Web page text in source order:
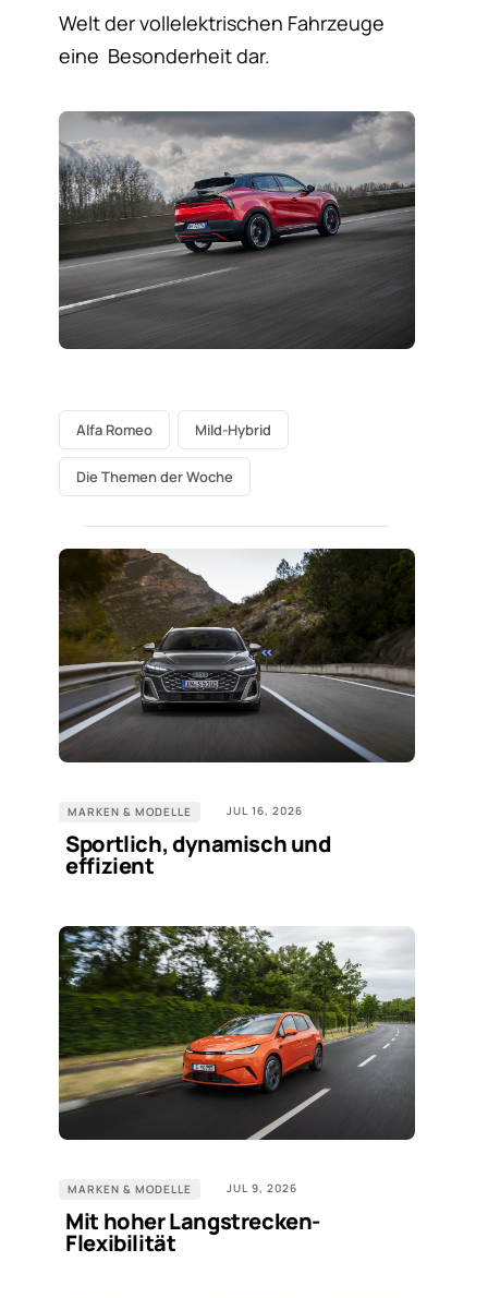
Welt der vollelektrischen Fahrzeuge
eine Besonderheit dar.
Alfa Romeo Mild-Hybrid
Die Themen der Woche
MARKEN & MODELLE JUL 16, 2026
Sportlich, dynamisch und
effizient
MARKEN & MODELLE JUL 9, 2026
Mit hoher Langstrecken-
Flexibilität